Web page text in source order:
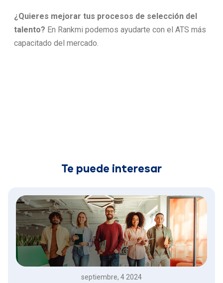
¿Quieres mejorar tus procesos de selección del
talento? En Rankmi podemos ayudarte con el ATS más
capacitado del mercado.
Te puede interesar
septiembre, 4 2024